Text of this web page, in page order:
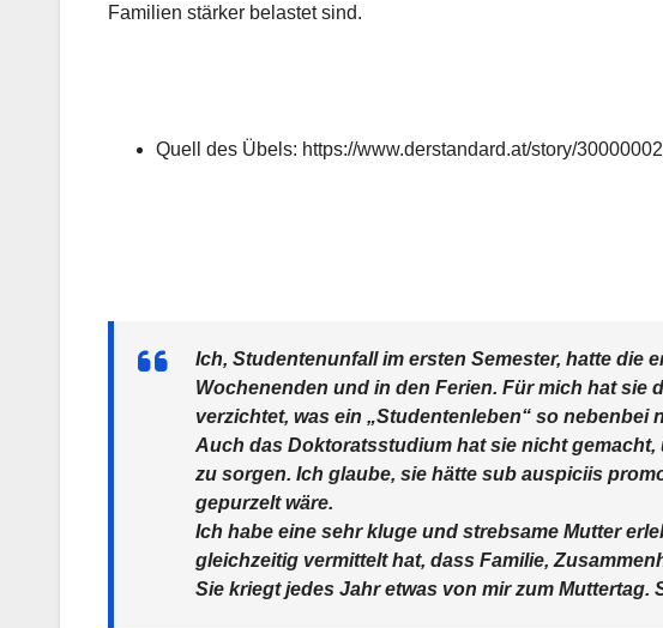
Familien stärker belastet sind.
Quell des Übels: https://www.derstandard.at/story/
Ich, Studentenunfall im ersten Semester, hatte die
Wochenenden und in den Ferien. Für mich hat sie
verzichtet, was ein „Studentenleben“ so nebenbei
Auch das Doktoratsstudium hat sie nicht
zu sorgen. Ich glaube, sie hätte sub auspiciis
gepurzelt wäre.
Ich habe eine sehr kluge und strebsame Mutter
gleichzeitig vermittelt hat, dass Familie,
Sie kriegt jedes Jahr etwas von mir zum Muttertag.